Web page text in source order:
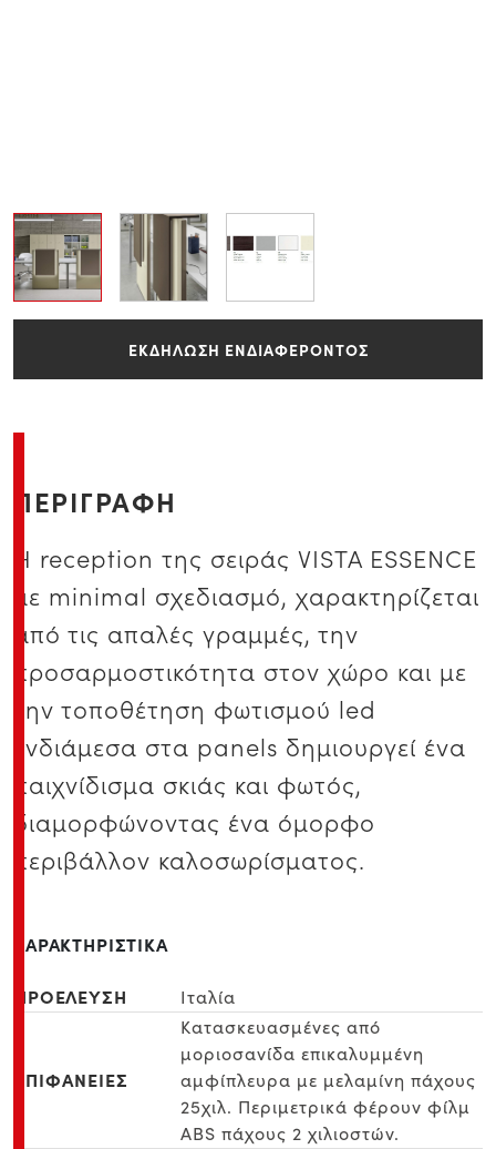
ΕΚΔΗΛΩΣΗ ΕΝΔΙΑΦΕΡΟΝΤΟΣ
ΠΕΡΙΓΡΑΦΗ
Η reception της σειράς VISTA ESSENCE
με minimal σχεδιασμό, χαρακτηρίζεται
από τις απαλές γραμμές, την
προσαρμοστικότητα στον χώρο και με
την τοποθέτηση φωτισμού led
ενδιάμεσα στα panels δημιουργεί ένα
παιχνίδισμα σκιάς και φωτός,
διαμορφώνοντας ένα όμορφο
περιβάλλον καλοσωρίσματος.
ΧΑΡΑΚΤΗΡΙΣΤΙΚΑ
ΠΡΟΕΛΕΥΣΗ Ιταλία
ΕΠΙΦΑΝΕΙΕΣ
Κατασκευασμένες από
μοριοσανίδα επικαλυμμένη
αμφίπλευρα με μελαμίνη πάχους
25χιλ. Περιμετρικά φέρουν φίλμ
ABS πάχους 2 χιλιοστών.